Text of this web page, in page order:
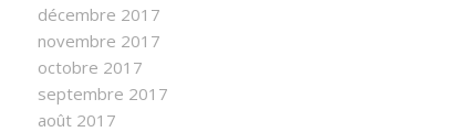
décembre 2017
novembre 2017
octobre 2017
septembre 2017
août 2017